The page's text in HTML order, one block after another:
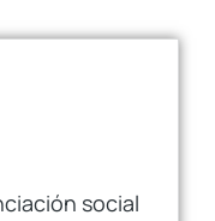
social